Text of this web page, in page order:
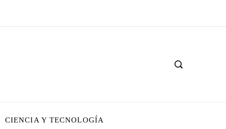
CIENCIA Y TECNOLOGÍA